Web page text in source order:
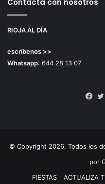
Contacta con nosotros
RIOJA AL DÍA
escríbenos >>
Whatsapp: 644 28 13 07
© Copyright 2026, Todos los
por
FIESTAS
ACTUALIZA